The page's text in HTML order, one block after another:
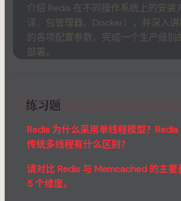
介绍 Redis 在不同操作系统上的安装
译、包管理器、Docker），并深入
的各项配置参数，完成一个生产级别
部署。
练习题
Redis 为什么采用单线程模型？
传统多线程有什么区别？
请对比 Redis 与 Memcached 的主要
5 个维度。